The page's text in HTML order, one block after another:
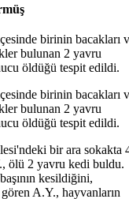
birinin bacakları
bulunan 2 yavru
öldüğü tespit edildi.
birinin bacakları
bulunan 2 yavru
öldüğü tespit edildi.
bir ara sokakta
ölü 2 yavru kedi buldu.
kesildiğini,
A.Y., hayvanların